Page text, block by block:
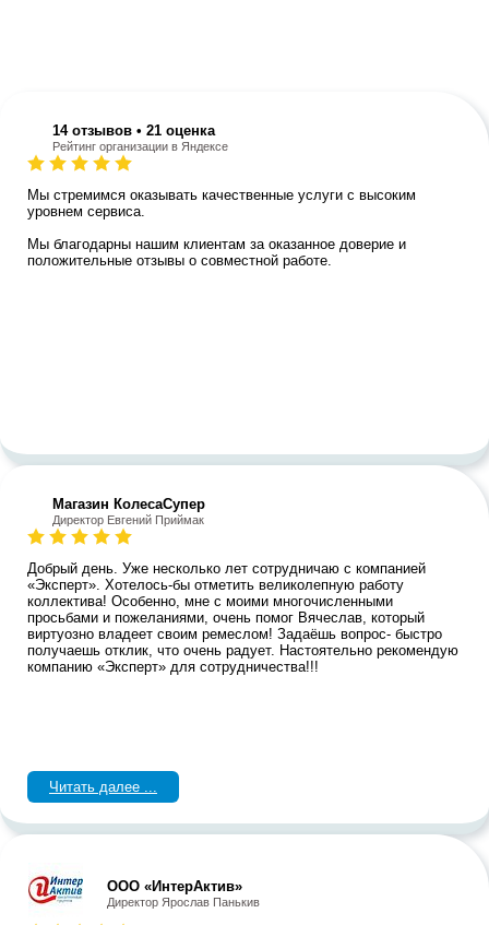
14 отзывов • 21 оценка
Рейтинг организации в Яндексе
Мы стремимся оказывать качественные услуги с высоким
уровнем сервиса.
Мы благодарны нашим клиентам за оказанное доверие и
положительные отзывы о совместной работе.
Магазин КолесаСупер
Директор ​Евгений Приймак
Добрый день. Уже несколько лет сотрудничаю с компанией
«Эксперт». Хотелось-бы отметить великолепную работу
коллектива! Особенно, мне с моими многочисленными
просьбами и пожеланиями, очень помог Вячеслав, который
виртуозно владеет своим ремеслом! Задаёшь вопрос- быстро
получаешь отклик, что очень радует. Настоятельно рекомендую
компанию «Эксперт» для сотрудничества!!!
Читать далее ...
ООО «ИнтерАктив»
Директор Ярослав Панькив